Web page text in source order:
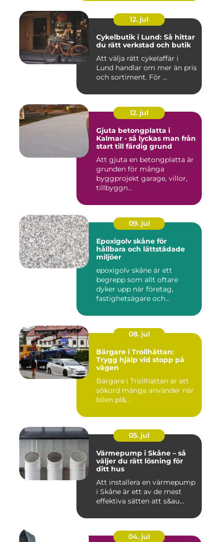
12. jul
Cykelbutik i Lund: Så hittar
du rätt verkstad och butik
Att välja rätt cykelaffär i
Lund handlar om mer än pris
och sortiment. För ...
12. jul
Gjuta betongplatta i
Kalmar - så lyckas man från
start till färdig grund
Att gjuta en betongplatta är
grunden för många
byggprojekt garage, villor,
tillbyggn...
09. jul
Epoxigolv skåne för
hållbara och lättstädade
miljöer
epoxigolv skåne är ett
begrepp som allt oftare
dyker upp när företag,
fastighetsägare och
08. jul
Bärgare i Trollhättan:
Trygg hjälp vid stopp på
vägen
Bärgare i Trollhättan är ett
sökord många använder när
bilen pl&...
05. jul
Värmepump i Skåne – så
väljer du rätt lösning för
ditt hus
Att installera en värmepump
i Skåne är ett av de mest
effektiva sätten att s&au...
04. jul